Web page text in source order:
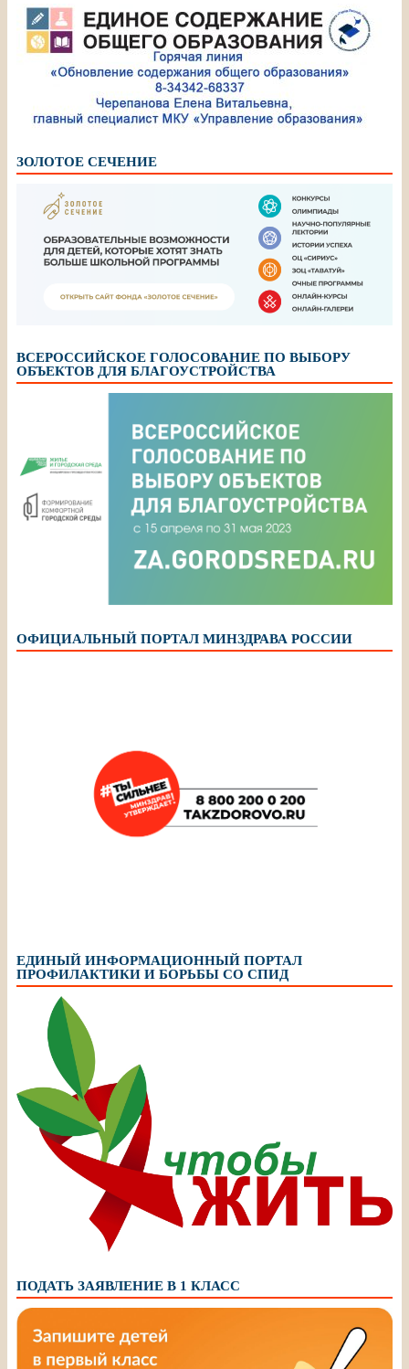
ЗОЛОТОЕ СЕЧЕНИЕ
ВСЕРОССИЙСКОЕ ГОЛОСОВАНИЕ ПО ВЫБОРУ
ОБЪЕКТОВ ДЛЯ БЛАГОУСТРОЙСТВА
ОФИЦИАЛЬНЫЙ ПОРТАЛ МИНЗДРАВА РОССИИ
ЕДИНЫЙ ИНФОРМАЦИОННЫЙ ПОРТАЛ
ПРОФИЛАКТИКИ И БОРЬБЫ СО СПИД
ПОДАТЬ ЗАЯВЛЕНИЕ В 1 КЛАСС